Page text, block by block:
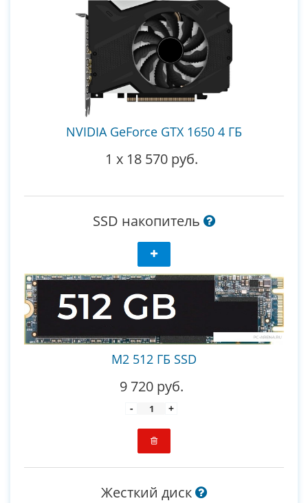
NVIDIA GeForce GTX 1650 4 ГБ
1 x 18 570 руб.
SSD накопитель
M2 512 ГБ SSD
9 720 руб.
- +
Жесткий диск